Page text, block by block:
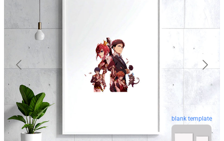
blank template